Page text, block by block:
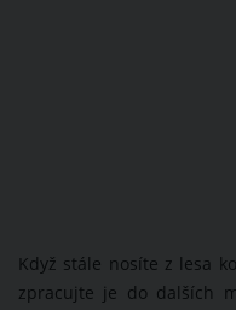
Když stále nosíte z lesa
zpracujte je do dalších